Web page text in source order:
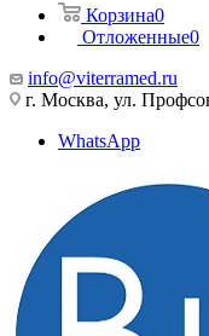
Корзина0
Отложенные0
info@viterramed.ru
г. Москва, ул.
WhatsApp